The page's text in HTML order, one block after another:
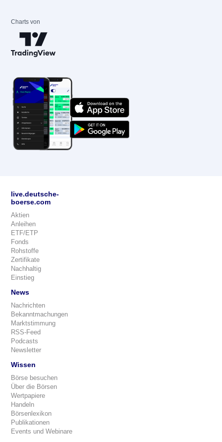
Charts von
live.deutsche-
boerse.com
Aktien
Anleihen
ETF/ETP
Fonds
Rohstoffe
Zertifikate
Nachhaltig
Einstieg
News
Nachrichten
Bekanntmachungen
Marktstimmung
RSS-Feed
Podcasts
Newsletter
Wissen
Börse besuchen
Über die Börsen
Wertpapiere
Handeln
Börsenlexikon
Publikationen
Events und Webinare